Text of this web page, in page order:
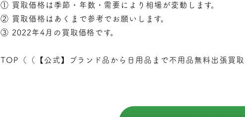
① 買取価格は季節・年数・需要により相場が変動します。
② 買取価格はあくまで参考でお願いします。
③ 2022年4月の買取価格です。
TOP（（ 【公式】ブランド品から日用品まで不用品無料出張買